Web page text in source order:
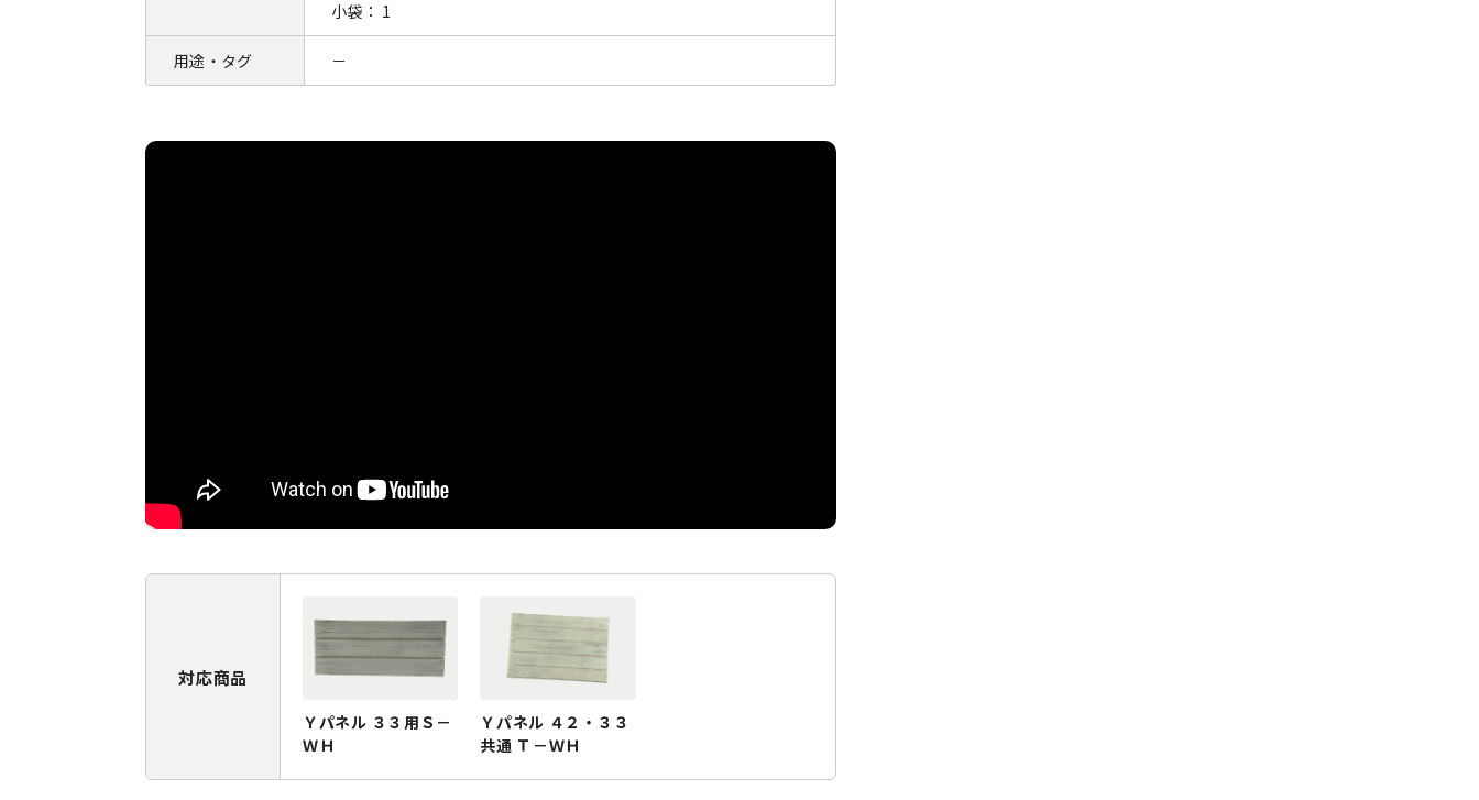
小袋： 1
用途・タグ －
対応商品
Ｙパネル ３３用Ｓ－
ＷＨ
Ｙパネル ４２・３３
共通 Ｔ－ＷＨ